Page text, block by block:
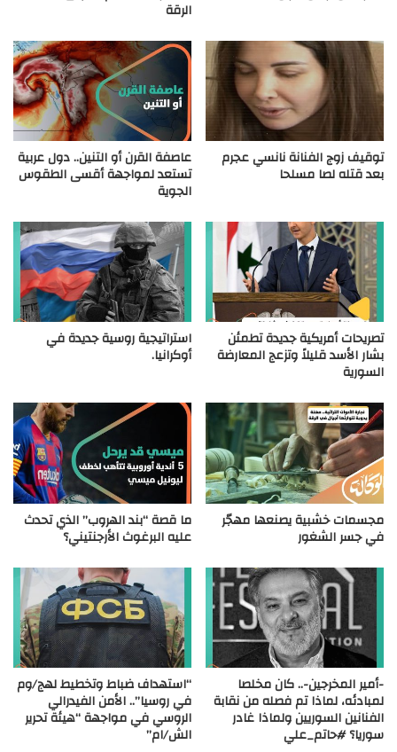
الرقة
توقيف زوج الفنانة نانسي عجرم
بعد قتله لصا مسلحا
عاصفة القرن أو التنين.. دول عربية
تستعد لمواجهة أقسى الطقوس
الجوية
تصريحات أمريكية جديدة تطمئن
بشار الأسد قليلاً وتزعج المعارضة
السورية
استراتيجية روسية جديدة في
أوكرانيا.
مجسمات خشبية يصنعها مهجّر
في جسر الشغور
ما قصة “بند الهروب” الذي تحدث
عليه البرغوث الأرجنتيني؟
-أمير المخرجين-.. كان مخلصا
لمبادئه، لماذا تم فصله من نقابة
الفنانين السوريين ولماذا غادر
سوريا؟ #حاتم_علي
“استهداف ضباط وتخطيط لهج/وم
في روسيا”.. الأمن الفيدرالي
الروسي في مواجهة “هيئة تحرير
الش/ام”